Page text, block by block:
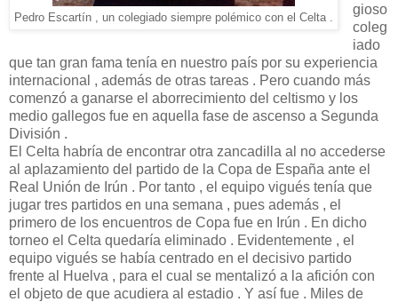
Pedro Escartín , un colegiado siempre polémico con el Celta .
gioso
coleg
iado
que tan gran fama tenía en nuestro país por su experiencia
internacional , además de otras tareas . Pero cuando más
comenzó a ganarse el aborrecimiento del celtismo y los
medio gallegos fue en aquella fase de ascenso a Segunda
División .
El Celta habría de encontrar otra zancadilla al no accederse
al aplazamiento del partido de la Copa de España ante el
Real Unión de Irún . Por tanto , el equipo vigués tenía que
jugar tres partidos en una semana , pues además , el
primero de los encuentros de Copa fue en Irún . En dicho
torneo el Celta quedaría eliminado . Evidentemente , el
equipo vigués se había centrado en el decisivo partido
frente al Huelva , para el cual se mentalizó a la afición con
el objeto de que acudiera al estadio . Y así fue . Miles de